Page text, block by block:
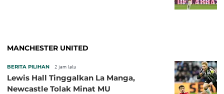
MANCHESTER UNITED
BERITA PILIHAN 2 jam lalu
Lewis Hall Tinggalkan La Manga,
Newcastle Tolak Minat MU